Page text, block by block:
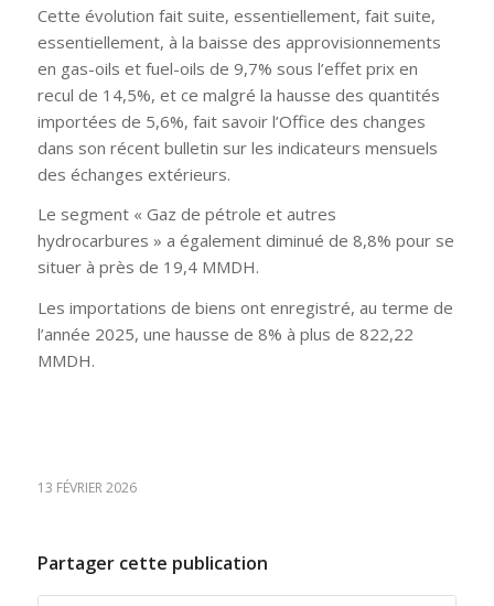
Cette évolution fait suite, essentiellement, fait suite,
essentiellement, à la baisse des approvisionnements
en gas-oils et fuel-oils de 9,7% sous l’effet prix en
recul de 14,5%, et ce malgré la hausse des quantités
importées de 5,6%, fait savoir l’Office des changes
dans son récent bulletin sur les indicateurs mensuels
des échanges extérieurs.
Le segment « Gaz de pétrole et autres
hydrocarbures » a également diminué de 8,8% pour se
situer à près de 19,4 MMDH.
Les importations de biens ont enregistré, au terme de
l’année 2025, une hausse de 8% à plus de 822,22
MMDH.
13 FÉVRIER 2026
Partager cette publication